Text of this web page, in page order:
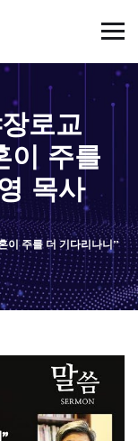
로교
이 주를
목사
이 주를 더 기다리나니”